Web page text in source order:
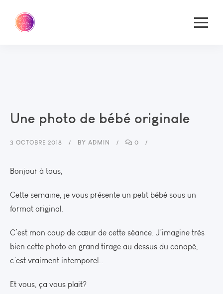
Une photo de bébé originale
3 OCTOBRE 2018 BY ADMIN 0
Bonjour à tous,
Cette semaine, je vous présente un petit bébé sous un
format original.
C’est mon coup de cœur de cette séance. J’imagine très
bien cette photo en grand tirage au dessus du canapé,
c’est vraiment intemporel…
Et vous, ça vous plait?